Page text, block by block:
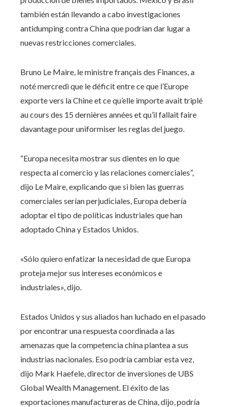
también están llevando a cabo investigaciones
antidumping contra China que podrían dar lugar a
nuevas restricciones comerciales.
Bruno Le Maire, le ministre français des Finances, a
noté mercredi que le déficit entre ce que l’Europe
exporte vers la Chine et ce qu’elle importe avait triplé
au cours des 15 dernières années et qu’il fallait faire
davantage pour uniformiser les reglas del juego.
“Europa necesita mostrar sus dientes en lo que
respecta al comercio y las relaciones comerciales”,
dijo Le Maire, explicando que si bien las guerras
comerciales serían perjudiciales, Europa debería
adoptar el tipo de políticas industriales que han
adoptado China y Estados Unidos.
«Sólo quiero enfatizar la necesidad de que Europa
proteja mejor sus intereses económicos e
industriales», dijo.
Estados Unidos y sus aliados han luchado en el pasado
por encontrar una respuesta coordinada a las
amenazas que la competencia china plantea a sus
industrias nacionales. Eso podría cambiar esta vez,
dijo Mark Haefele, director de inversiones de UBS
Global Wealth Management. El éxito de las
exportaciones manufactureras de China, dijo, podría